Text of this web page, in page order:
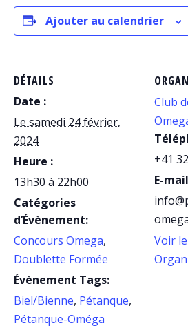
Ajouter au calendrier
DÉTAILS
Date :
Le samedi 24 février,
2024
Heure :
13h30 à 22h00
Catégories
d’Évènement:
Concours Omega,
Doublette Formée
Évènement Tags:
Biel/Bienne, Pétanque,
Pétanque-Oméga
Club
+41
E-mail
Voir